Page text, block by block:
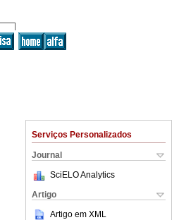
Serviços Personalizados
Journal
SciELO Analytics
Artigo
Artigo em XML